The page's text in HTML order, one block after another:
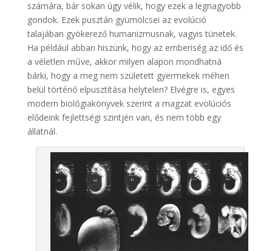
számára, bár sokan úgy vélik, hogy ezek a legnagyobb
gondok. Ezek pusztán gyümölcsei az evolúció
talajában gyökerező humanizmusnak, vagyis tünetek.
Ha például abban hiszünk, hogy az emberiség az idő és
a véletlen műve, akkor milyen alapon mondhatná
bárki, hogy a meg nem született gyermekek méhen
belül történő elpusztítása helytelen? Elvégre is, egyes
modern biológiakönyvek szerint a magzat evolúciós
elődeink fejlettségi szintjén van, és nem több egy
állatnál.